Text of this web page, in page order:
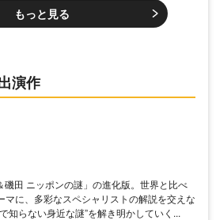
もっと見る
演作
田 ニッポンの謎」の進化版。世界と比べ
マに、多彩なスペシャリストの解説を交えな
知らない身近な謎”を解き明かしていく...